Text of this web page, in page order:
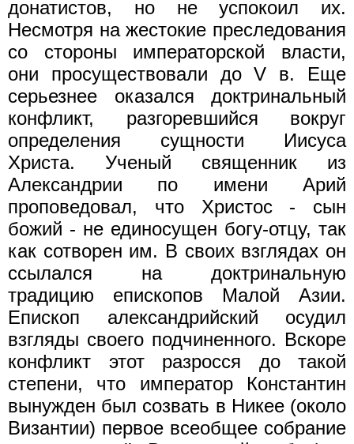
донатистов, но не успокоил их.
Несмотря на жестокие преследования
со стороны императорской власти,
они просуществовали до V в. Еще
серьезнее оказался доктринальный
конфликт, разгоревшийся вокруг
определения сущности Иисуса
Христа. Ученый священник из
Александрии по имени Арий
проповедовал, что Христос - сын
божий - не единосущен богу-отцу, так
как сотворен им. В своих взглядах он
ссылался на доктринальную
традицию епископов Малой Азии.
Епископ александрийский осудил
взгляды своего подчиненного. Вскоре
конфликт этот разросся до такой
степени, что император Константин
вынужден был созвать в Никее (около
Византии) первое всеобщее собрание